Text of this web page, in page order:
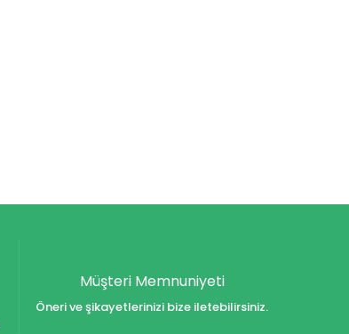
Müşteri Memnuniyeti
Öneri ve şikayetlerinizi bize iletebilirsiniz.